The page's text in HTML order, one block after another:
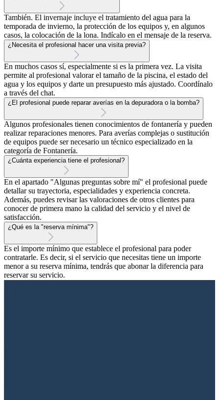
También. El invernaje incluye el tratamiento del agua para la
temporada de invierno, la protección de los equipos y, en algunos
casos, la colocación de la lona. Indícalo en el mensaje de la reserva.
¿Necesita el profesional hacer una visita previa?
En muchos casos sí, especialmente si es la primera vez. La visita
permite al profesional valorar el tamaño de la piscina, el estado del
agua y los equipos y darte un presupuesto más ajustado. Coordínalo
a través del chat.
¿El profesional puede reparar averías en la depuradora o la bomba?
Algunos profesionales tienen conocimientos de fontanería y pueden
realizar reparaciones menores. Para averías complejas o sustitución
de equipos puede ser necesario un técnico especializado en la
categoría de Fontanería.
¿Cuánta experiencia tiene el profesional?
En el apartado "Algunas preguntas sobre mí" el profesional puede
detallar su trayectoria, especialidades y experiencia concreta.
Además, puedes revisar las valoraciones de otros clientes para
conocer de primera mano la calidad del servicio y el nivel de
satisfacción.
¿Qué es la "reserva mínima"?
Es el importe mínimo que establece el profesional para poder
contratarle. Es decir, si el servicio que necesitas tiene un importe
menor a su reserva mínima, tendrás que abonar la diferencia para
reservar su servicio.